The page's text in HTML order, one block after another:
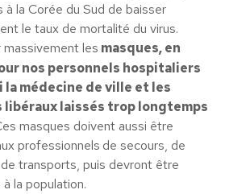
à la Corée du Sud de baisser
le taux de mortalité du virus.
massivement les masques, en
nos personnels hospitaliers
la médecine de ville et les
libéraux laissés trop longtemps
masques doivent aussi être
professionnels de secours, de
transports, puis devront être
la population.